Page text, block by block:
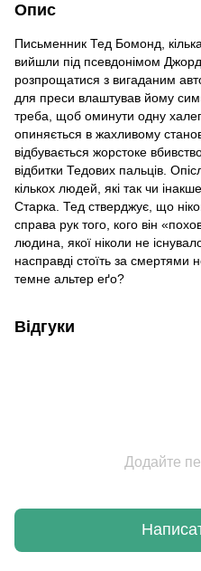
Опис
Письменник Тед Бомонд,
вийшли під псевдонімом
розпрощатися з вигаданим
для преси влаштував йому
треба, щоб оминути одну
опиняється в жахливому
відбувається жорстоке
відбитки Тедових пальців.
кількох людей, які так чи
Старка. Тед стверджує, що
справа рук того, кого він
людина, якої ніколи не
насправді стоїть за смертями
темне альтер еґо?
Відгуки
Додайте